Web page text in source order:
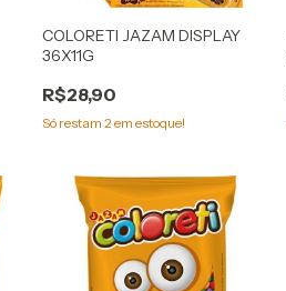
COLORETI JAZAM DISPLAY
36X11G
R$28,90
Só restam 2 em estoque!